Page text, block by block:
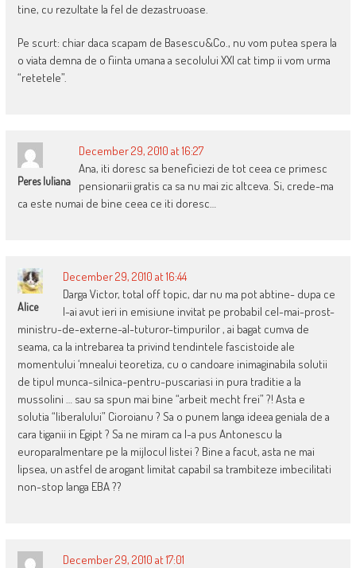
tine, cu rezultate la fel de dezastruoase.
Pe scurt: chiar daca scapam de Basescu&Co., nu vom putea spera la
o viata demna de o fiinta umana a secolului XXI cat timp ii vom urma
“retetele”.
Peres Iuliana
December 29, 2010 at 16:27
Ana, iti doresc sa beneficiezi de tot ceea ce primesc
pensionarii gratis ca sa nu mai zic altceva. Si, crede-ma
ca este numai de bine ceea ce iti doresc…
Alice
December 29, 2010 at 16:44
Darga Victor, total off topic, dar nu ma pot abtine- dupa ce
l-ai avut ieri in emisiune invitat pe probabil cel-mai-prost-
ministru-de-externe-al-tuturor-timpurilor , ai bagat cumva de
seama, ca la intrebarea ta privind tendintele fascistoide ale
momentului ‘mnealui teoretiza, cu o candoare inimaginabila solutii
de tipul munca-silnica-pentru-puscariasi in pura traditie a la
mussolini … sau sa spun mai bine “arbeit mecht frei” ?! Asta e
solutia “liberalului” Cioroianu ? Sa o punem langa ideea geniala de a
cara tiganii in Egipt ? Sa ne miram ca l-a pus Antonescu la
europaralmentare pe la mijlocul listei ? Bine a facut, asta ne mai
lipsea, un astfel de arogant limitat capabil sa trambiteze imbecilitati
non-stop langa EBA ??
December 29, 2010 at 17:01